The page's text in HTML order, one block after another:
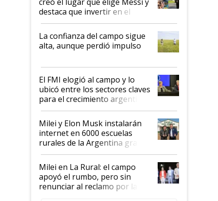
destaca que invertir en el
kirchnerismo era como "darle
plata a un hijo para droga":
Juan Félix Rossetti, el libertario
que de una dura crisis salió
de Milei
La confianza del campo sigue
alta, aunque perdió impulso
El FMI elogió al campo y lo
ubicó entre los sectores claves
para el crecimiento argentino
Milei y Elon Musk instalarán
internet en 6000 escuelas
rurales de la Argentina gracias
a un acuerdo con Starlink
Milei en La Rural: el campo
apoyó el rumbo, pero sin
renunciar al reclamo por las